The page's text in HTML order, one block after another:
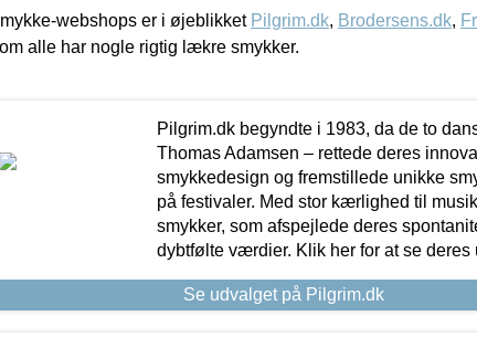
webshops er i øjeblikket Pilgrim.dk, Brodersens.dk,
alle har nogle rigtig lækre smykker.
Pilgrim.dk begyndte i 1983, da de to
Thomas Adamsen – rettede deres
smykkedesign og fremstillede unikke
på festivaler. Med stor kærlighed til
smykker, som afspejlede deres
dybtfølte værdier. Klik her for at se deres
Se udvalget på Pilgrim.dk